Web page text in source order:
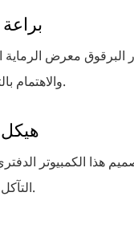
براعة
البرقوق معرض الرماية
والاهتمام بالتفاصيل.
هذا الكمبيوتر
التآكل اليومي.